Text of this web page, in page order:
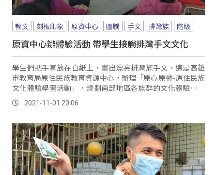
教文 刻板印象 原資中心 圖騰 手文 排灣族 階級
原資中心辦體驗活動 帶學生接觸排灣手文文化
學生們把手掌放在白紙上，畫出漂亮排灣族手文，這是高雄
市教育局原住民族教育資源中心，辦理「原心原藝-原住民族
文化體驗學習活動」，規劃南部地區各族群的文化體驗學習
課程，讓市區的非原民國小生一同學習與分享原...。
2021-11-01 20:06